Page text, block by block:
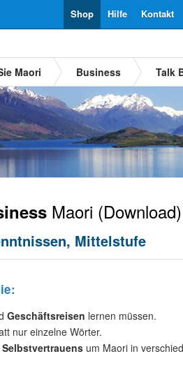
Kontakt
Hilfe
Shop
Maori Business Talk
Maori
Mittelstufe
Geschäftsreisen lernen müssen.
nur einzelne Wörter.
um Maori in